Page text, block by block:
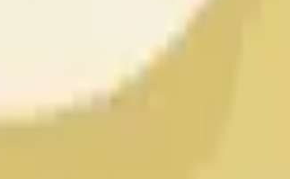
von Dogecoin am Ende der
als der Eröffnungskurs sein, oder
zahlt jeder Anteil $1,00 aus. Liegt es
Verwenden Sie die